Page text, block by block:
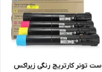
ست تونر کارتریج رنگی زیراکس